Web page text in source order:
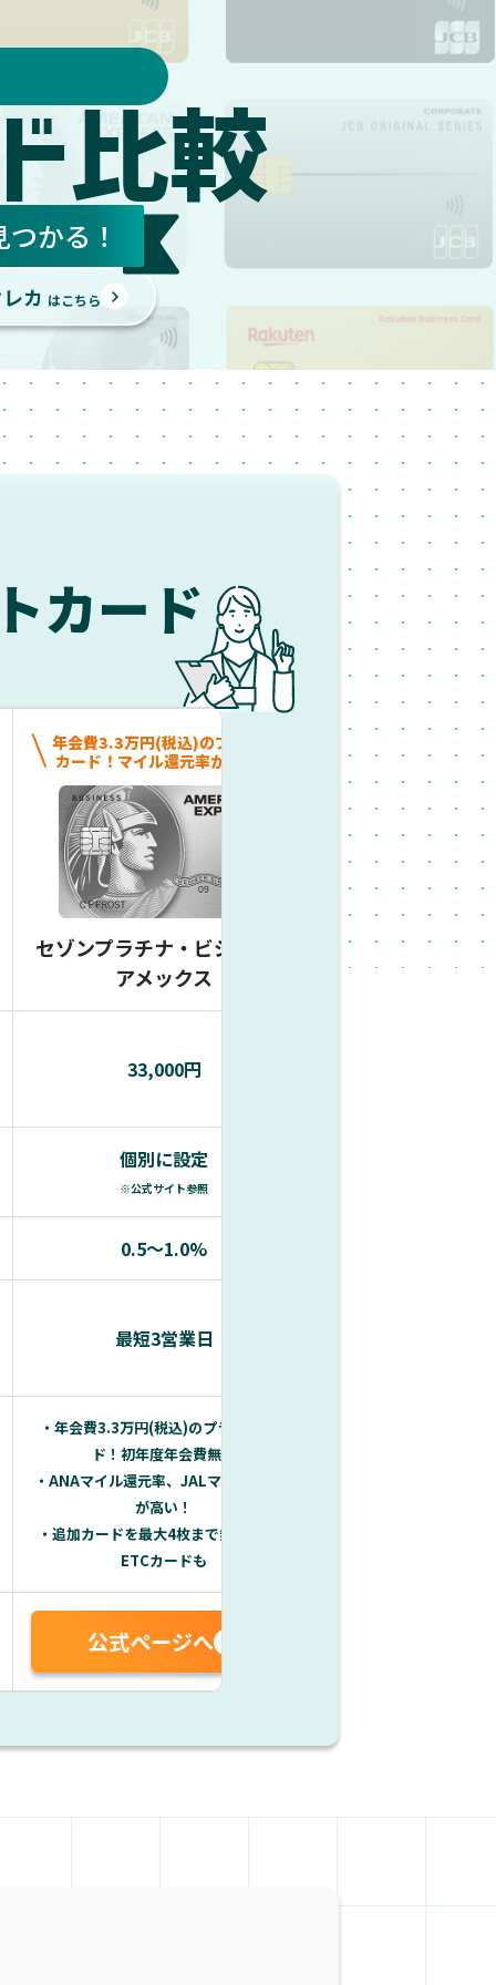
比較
かる！
カ はこちら
カード
年会費3.3万円(税込)のプラチナ
カード！マイル還元率が高い！
セゾンプラチナ・ビジネス・
アメックス
用枠に一律の
ダイナースクラ
ード
33,000円
個別に設定
※公式サイト参照
0.5〜1.0%
最短3営業日
・年会費3.3万円(税込)のプラチナカー
ド！初年度年会費無料
・ANAマイル還元率、JALマイル還元率
が高い！
・追加カードを最大4枚まで無料発行、
ETCカードも
公式ページへ